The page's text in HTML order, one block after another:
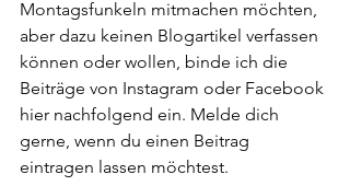
Montagsfunkeln mitmachen möchten,
aber dazu keinen Blogartikel verfassen
können oder wollen, binde ich die
Beiträge von Instagram oder Facebook
hier nachfolgend ein. Melde dich
gerne, wenn du einen Beitrag
eintragen lassen möchtest.